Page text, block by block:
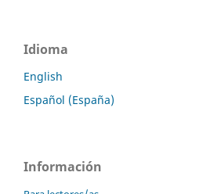
Idioma
English
Español (España)
Información